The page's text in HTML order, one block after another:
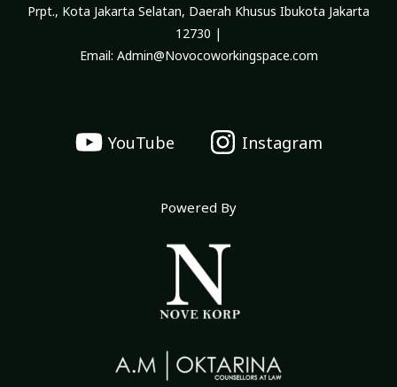
Prpt., Kota Jakarta Selatan, Daerah Khusus Ibukota Jakarta
12730 |
Email: Admin@Novocoworkingspace.com
YouTube Instagram
Powered By